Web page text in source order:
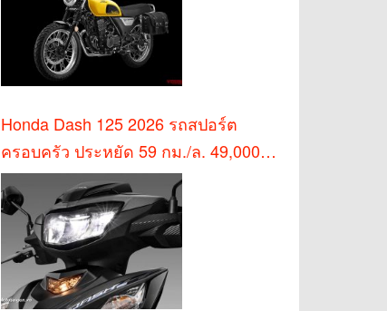
Honda Dash 125 2026 รถสปอร์ต
ครอบครัว ประหยัด 59 กม./ล. 49,000
บาท